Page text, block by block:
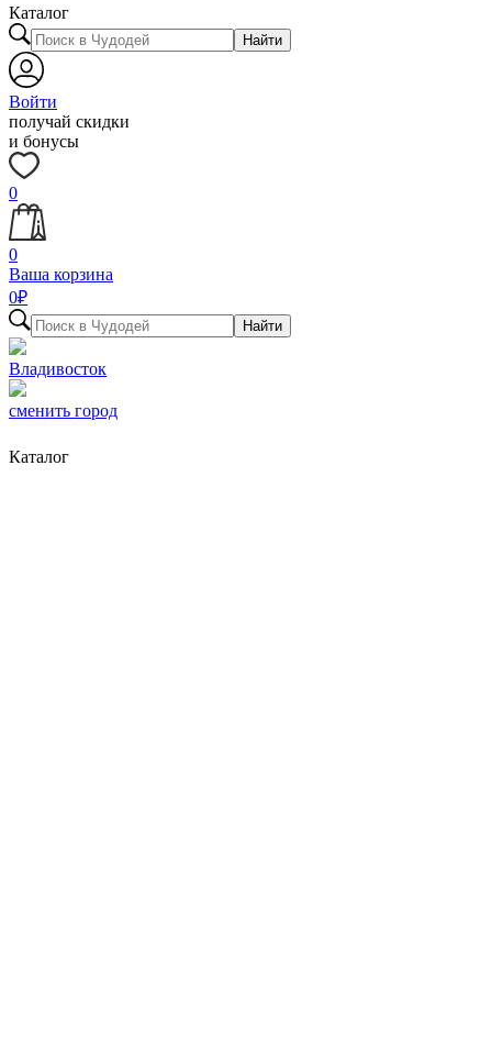
Каталог
Найти
Войти
получай скидки
и бонусы
0
0
Ваша корзина
0₽
Найти
Владивосток
сменить город
Каталог